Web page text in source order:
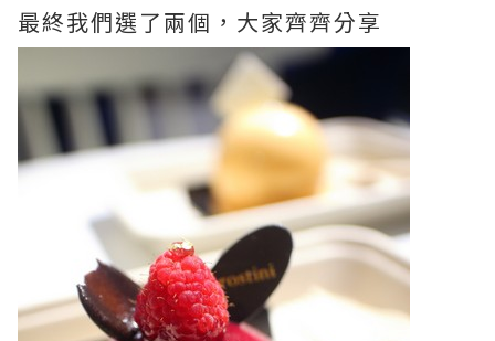
最終我們選了兩個，大家齊齊分享